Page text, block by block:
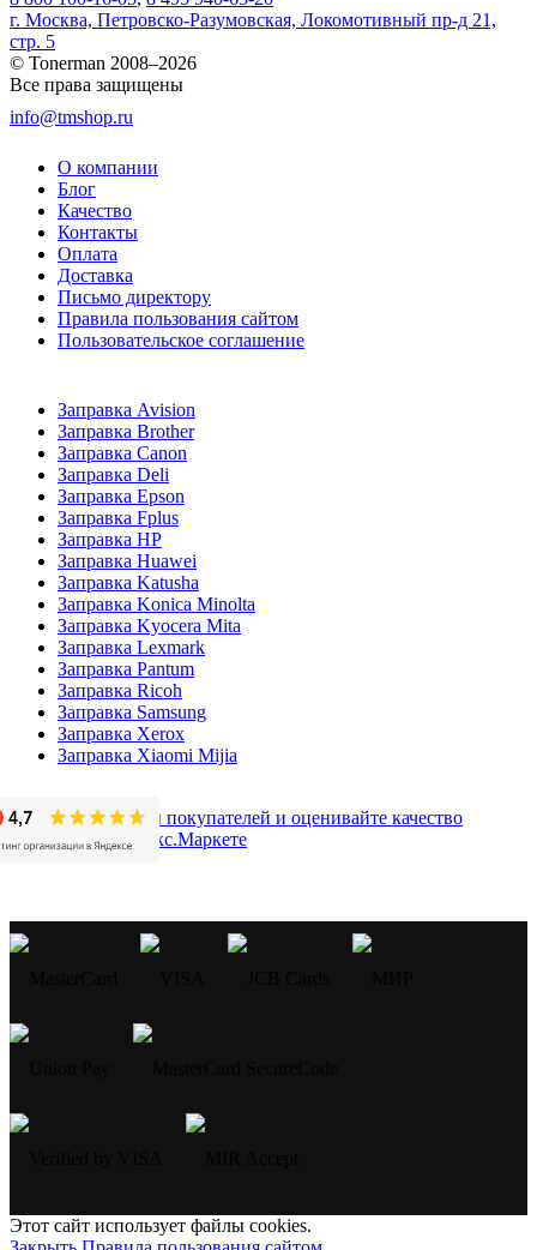
г. Москва, Петровско-Разумовская, Локомотивный пр-д 21,
стр. 5
© Tonerman 2008–2026
Все права защищены
info@tmshop.ru
О компании
Блог
Качество
Контакты
Оплата
Доставка
Письмо директору
Правила пользования сайтом
Пользовательское соглашение
Заправка Avision
Заправка Brother
Заправка Canon
Заправка Deli
Заправка Epson
Заправка Fplus
Заправка HP
Заправка Huawei
Заправка Katusha
Заправка Konica Minolta
Заправка Kyocera Mita
Заправка Lexmark
Заправка Pantum
Заправка Ricoh
Заправка Samsung
Заправка Xerox
Заправка Xiaomi Mijia
Этот сайт использует файлы cookies.